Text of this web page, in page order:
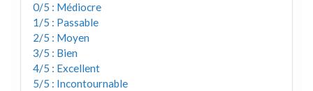
0/5 : Médiocre
1/5 : Passable
2/5 : Moyen
3/5 : Bien
4/5 : Excellent
5/5 : Incontournable